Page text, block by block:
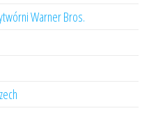
Warner Bros.